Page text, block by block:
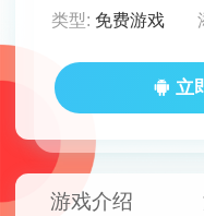
类型: 免费游戏
立
游戏介绍